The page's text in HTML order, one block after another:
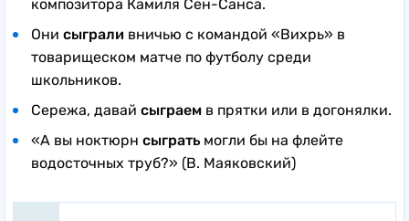
композитора Камиля Сен-Санса.
Они сыграли вничью с командой «Вихрь» в
товарищеском матче по футболу среди
школьников.
Сережа, давай сыграем в прятки или в догонялки.
«А вы ноктюрн сыграть могли бы на флейте
водосточных труб?» (В. Маяковский)